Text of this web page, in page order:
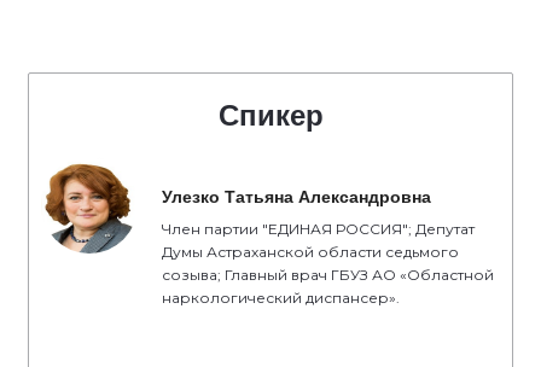
Спикер
Улезко Татьяна Александровна
Член партии "ЕДИНАЯ РОССИЯ"; Депутат
Думы Астраханской области седьмого
созыва; Главный врач ГБУЗ АО «Областной
наркологический диспансер».